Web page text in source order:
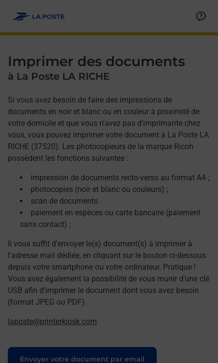
Imprimer des documents
à La Poste LA RICHE
Si vous avez besoin de faire des impressions de
documents en noir et blanc ou en couleur à proximité de
votre domicile et que vous n'avez pas d'imprimante chez
vous, vous pouvez imprimer votre document à La Poste LA
RICHE (37520). Les photocopieurs de la marque Ricoh
possèdent les fonctions suivantes :
impression de documents recto-verso au format A4 ;
photocopies (noir et blanc ou couleurs) ;
scan de documents.
paiement en espèces ou carte bancaire (paiement
sans contact) ;
Il vous suffit d'envoyer le(s) document(s) à imprimer à
l'adresse mail dédiée, en cliquant sur le bouton ci-dessous
depuis votre smartphone ou votre ordinateur. Pratique !
Vous avez également la possibilité de vous munir d'une clé
USB afin d'imprimer le document dont vous avez besoin
(format JPEG ou PDF).
laposte@printerkiosk.com
Envoyer votre document par email
Le lien s'ouvre dans un nouvel onglet